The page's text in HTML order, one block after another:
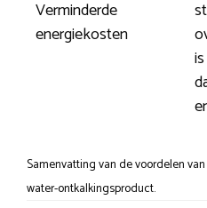
Verminderde
energiekosten
Samenvatting van de voordelen
water-ontkalkingsproduct.